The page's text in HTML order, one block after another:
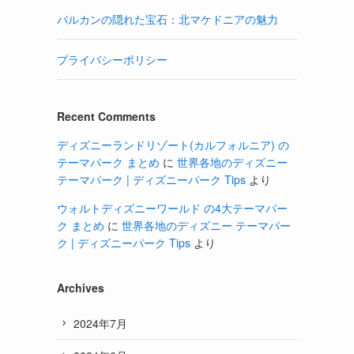
バルカンの隠れた宝石：北マケドニアの魅力
プライバシーポリシー
Recent Comments
ディズニーランドリゾート(カルフォルニア) の
テーマパーク まとめ に 世界各地のディズニー
テーマパーク | ディズニーパーク Tips より
ウォルトディズニーワールド の4大テーマパー
ク まとめ に 世界各地のディズニー テーマパー
ク | ディズニーパーク Tips より
Archives
2024年7月